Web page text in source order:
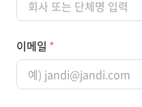
이메일